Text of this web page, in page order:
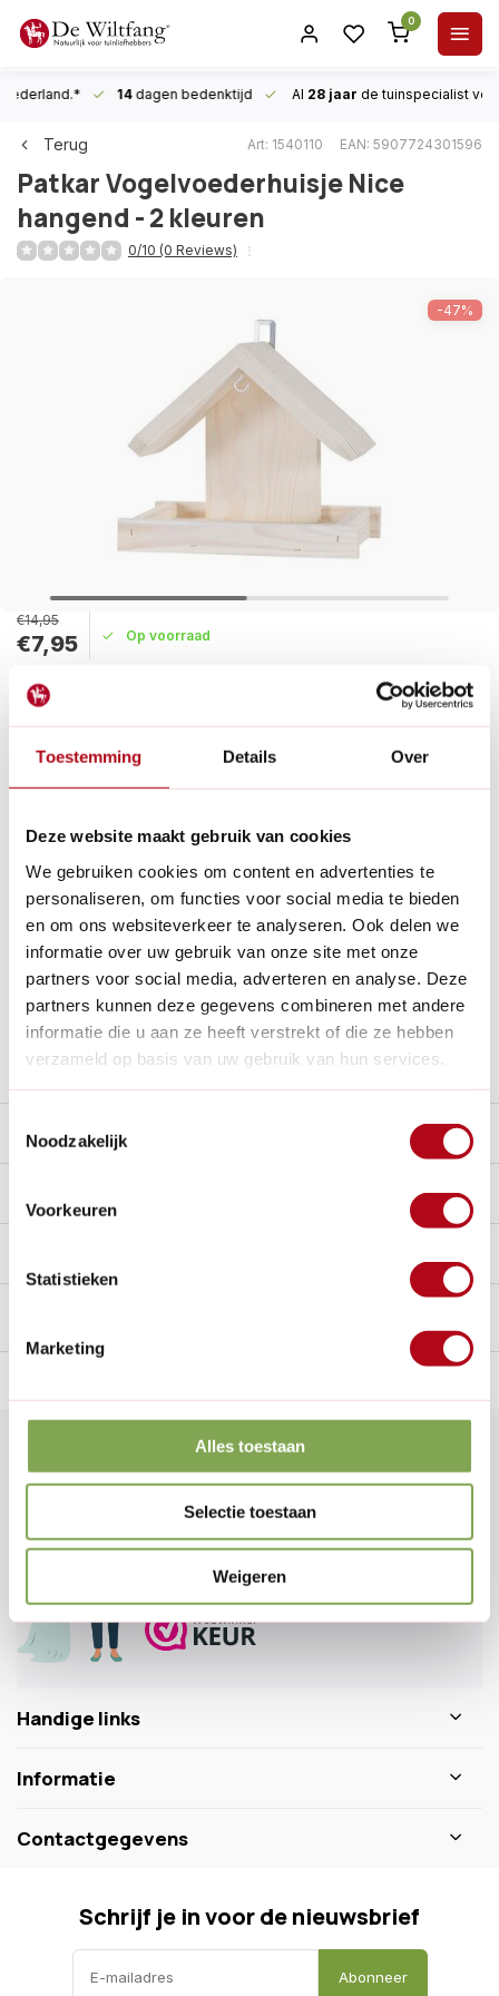
Toestemming Details Over
Deze website maakt gebruik van cookies
We gebruiken cookies om content en advertenties te
personaliseren, om functies voor social media te bieden
en om ons websiteverkeer te analyseren. Ook delen we
informatie over uw gebruik van onze site met onze
partners voor social media, adverteren en analyse. Deze
partners kunnen deze gegevens combineren met andere
informatie die u aan ze heeft verstrekt of die ze hebben
verzameld op basis van uw gebruik van hun services.
Noodzakelijk
Voorkeuren
Statistieken
Marketing
Alles toestaan
Selectie toestaan
Weigeren
0
14dagen bedenktijd Al 28 jaar de tuinspecialist
Terug Art: 1540110 EAN: 5907724301596
PatkarVogelvoederhuisje Nice
hangend - 2 kleuren
0/10 (0 Reviews)
-47%
€14,95
€7,95 Op voorraad
Maak een keuze:
Levertijd: 1 - 2 werkdagen
Het Vogelvoederhuisje Nice is een veelzijdig en stijlvol huisje
ontspannen.
Betaal achteraf met Riverty.
Gratis verzendenvanaf € 60 in België en Nederland.*
14 dagen bedenktijd
Al28 jaarde tuinspecialist voor tuinliefhebbers
Nieuw:Haal je bestelling in Wilnis bij ons op!
Stel een vraag over dit product
Beschrijving
Klantenservice
0346 218 111
info@dewiltfang.nl
+31 640511932
Handige links
Informatie
Contactgegevens
Schrijf je in voor de nieuwsbrief
Abonneer